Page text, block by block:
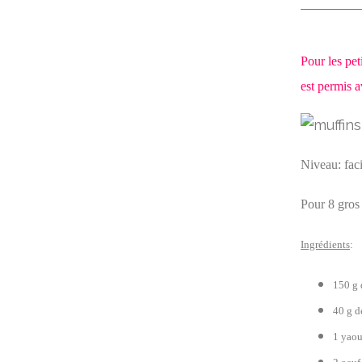
Pour les
est permis
Niveau:
Pour 8
Ingrédients:
150 g
40 g
1